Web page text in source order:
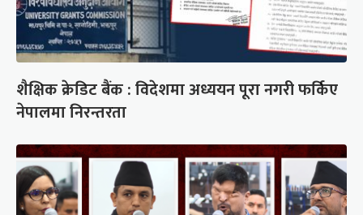
शैक्षिक क्रेडिट बैंक : विदेशमा अध्ययन पूरा नगरी फर्किए
नेपालमा निरन्तरता